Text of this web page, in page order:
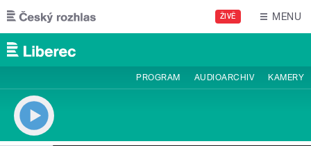
Přejít k hlavnímu obsahu
ŽIVĚ MENU
PROGRAM AUDIOARCHIV KAMERY